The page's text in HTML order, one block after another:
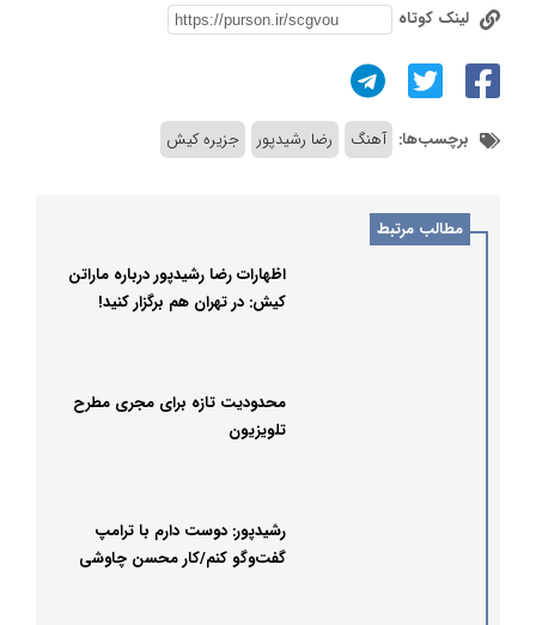
لینک کوتاه
برچسب‌ها: آهنگ رضا رشیدپور جزیره کیش
مطالب مرتبط
اظهارات رضا رشیدپور درباره ماراتن
کیش: در تهران هم برگزار کنید!
محدودیت تازه برای مجری مطرح
تلویزیون
رشیدپور: دوست دارم با ترامپ
گفت‌وگو کنم/کار محسن چاوشی